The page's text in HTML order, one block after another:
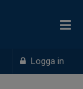
Logga in